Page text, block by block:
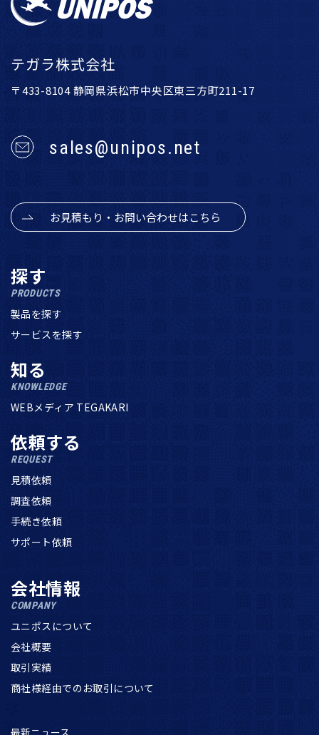
テガラ株式会社
〒433-8104 静岡県浜松市中央区東三方町211-17
sales@unipos.net
お見積もり・お問い合わせはこちら
探す
PRODUCTS
製品を探す
サービスを探す
知る
KNOWLEDGE
WEBメディア TEGAKARI
依頼する
REQUEST
見積依頼
調査依頼
手続き依頼
サポート依頼
会社情報
COMPANY
ユニポスについて
会社概要
取引実績
商社様経由でのお取引について